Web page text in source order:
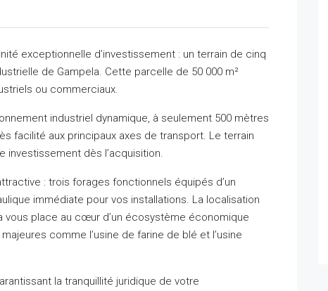
exceptionnelle d’investissement : un terrain de cinq
de Gampela. Cette parcelle de 50 000 m²
ou commerciaux.
industriel dynamique, à seulement 500 mètres
facilité aux principaux axes de transport. Le terrain
investissement dès l’acquisition.
: trois forages fonctionnels équipés d’un
immédiate pour vos installations. La localisation
vous place au cœur d’un écosystème économique
comme l’usine de farine de blé et l’usine
la tranquillité juridique de votre